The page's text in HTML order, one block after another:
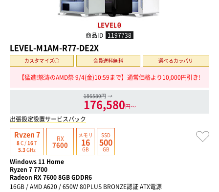
商品ID 1197738
LEVEL-M1AM-R77-DE2X
カスタマイズ○ 会員送料無料 選べるカラバリ
【猛進!怒涛のAMD祭 9/4(金)10:59まで】通常価格より10,000円引き!
186580円 →
176,580円〜
出張設定設置サービスパック
Ryzen 7
8C / 16T
5.3GHz
RX
7600
メモリ
16
GB
SSD
500
GB
Windows 11 Home
Ryzen 7 7700
Radeon RX 7600 8GB GDDR6
16GB / AMD A620 / 650W 80PLUS BRONZE認証 ATX電源